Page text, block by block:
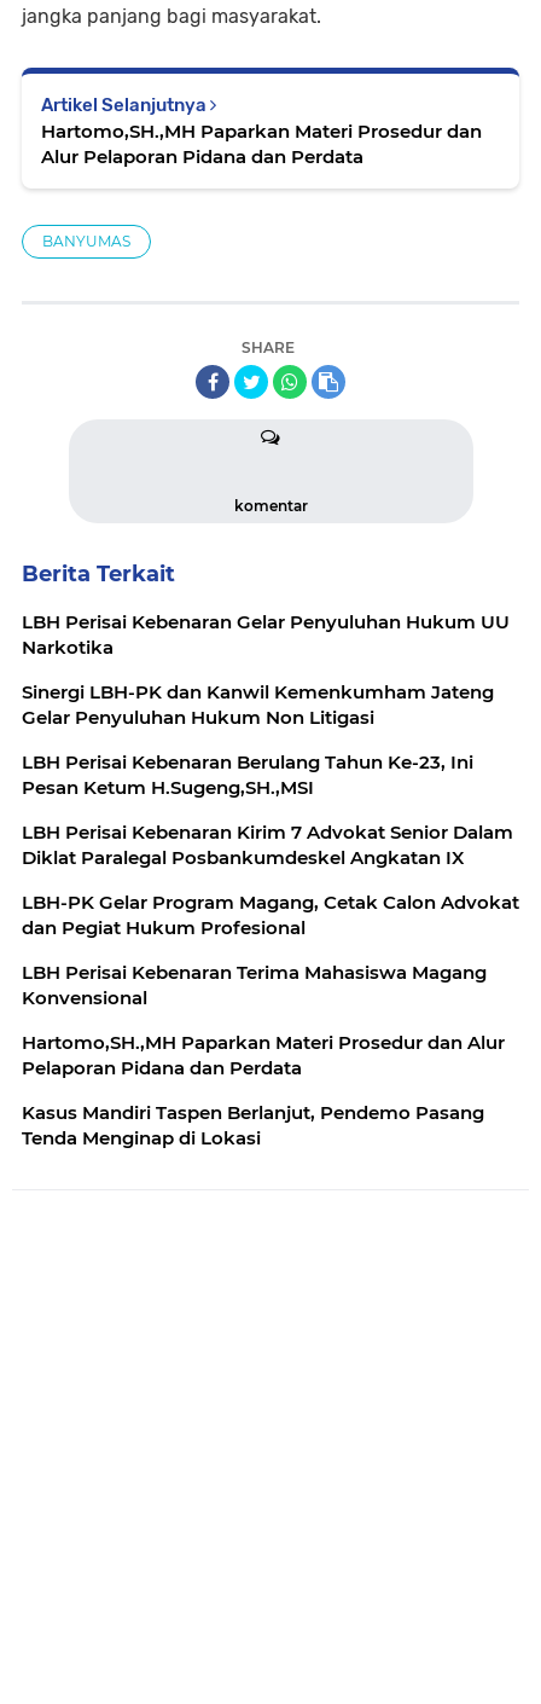
jangka panjang bagi masyarakat.
Artikel Selanjutnya
Hartomo,SH.,MH Paparkan Materi Prosedur dan
Alur Pelaporan Pidana dan Perdata
BANYUMAS
SHARE
komentar
Berita Terkait
LBH Perisai Kebenaran Gelar Penyuluhan Hukum UU
Narkotika
Sinergi LBH-PK dan Kanwil Kemenkumham Jateng
Gelar Penyuluhan Hukum Non Litigasi
LBH Perisai Kebenaran Berulang Tahun Ke-23, Ini
Pesan Ketum H.Sugeng,SH.,MSI
LBH Perisai Kebenaran Kirim 7 Advokat Senior Dalam
Diklat Paralegal Posbankumdeskel Angkatan IX
LBH-PK Gelar Program Magang, Cetak Calon Advokat
dan Pegiat Hukum Profesional
LBH Perisai Kebenaran Terima Mahasiswa Magang
Konvensional
Hartomo,SH.,MH Paparkan Materi Prosedur dan Alur
Pelaporan Pidana dan Perdata
Kasus Mandiri Taspen Berlanjut, Pendemo Pasang
Tenda Menginap di Lokasi